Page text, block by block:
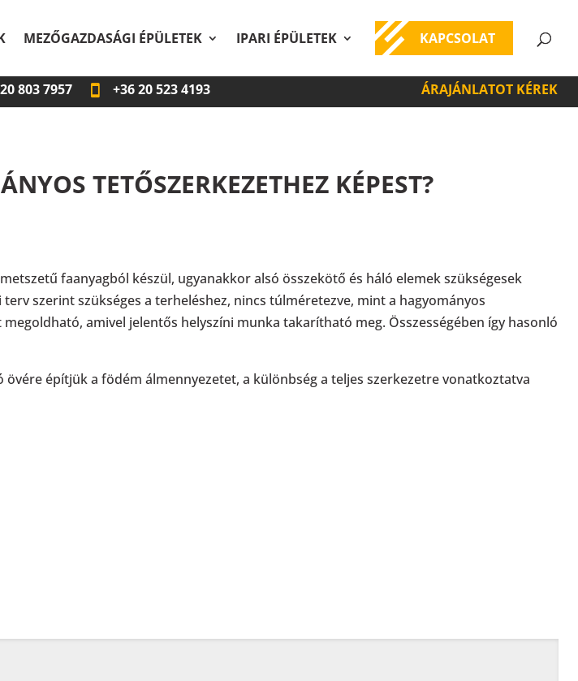
MEZŐGAZDASÁGI ÉPÜLETEK IPARI ÉPÜLETEK KAPCSOLAT
20 803 7957 +3620 523 4193 ÁRAJÁNLATOT KÉREK
TETŐSZERKEZETHEZ KÉPEST?
faanyagból készül, ugyanakkor alsó összekötő és háló elemek szükségesek
szerint szükséges a terheléshez, nincs túlméretezve, mint a hagyományos
amivel jelentős helyszíni munka takarítható meg. Összességében így hasonló
építjük a födém álmennyezetet, a különbség a teljes szerkezetre vonatkoztatva